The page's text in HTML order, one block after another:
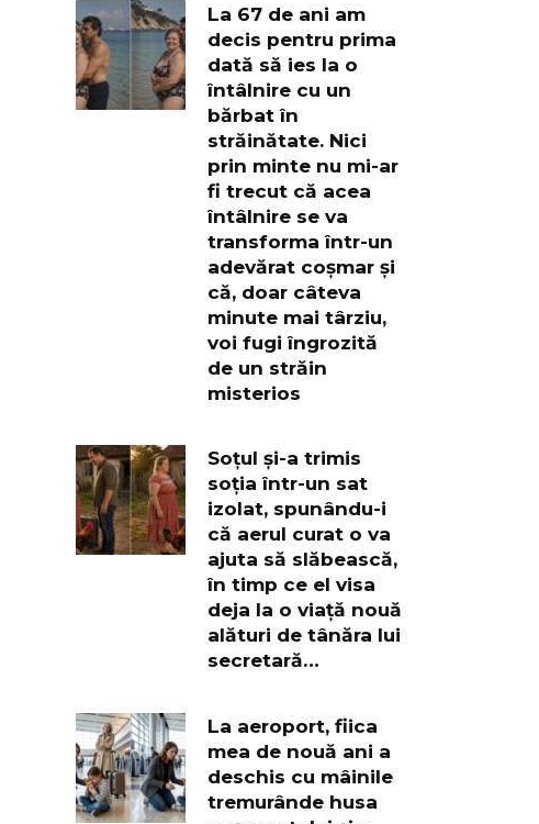
La 67 de ani am
decis pentru prima
dată să ies la o
întâlnire cu un
bărbat în
străinătate. Nici
prin minte nu mi-ar
fi trecut că acea
întâlnire se va
transforma într-un
adevărat coșmar și
că, doar câteva
minute mai târziu,
voi fugi îngrozită
de un străin
misterios
Soțul și-a trimis
soția într-un sat
izolat, spunându-i
că aerul curat o va
ajuta să slăbească,
în timp ce el visa
deja la o viață nouă
alături de tânăra lui
secretară…
La aeroport, fiica
mea de nouă ani a
deschis cu mâinile
tremurânde husa